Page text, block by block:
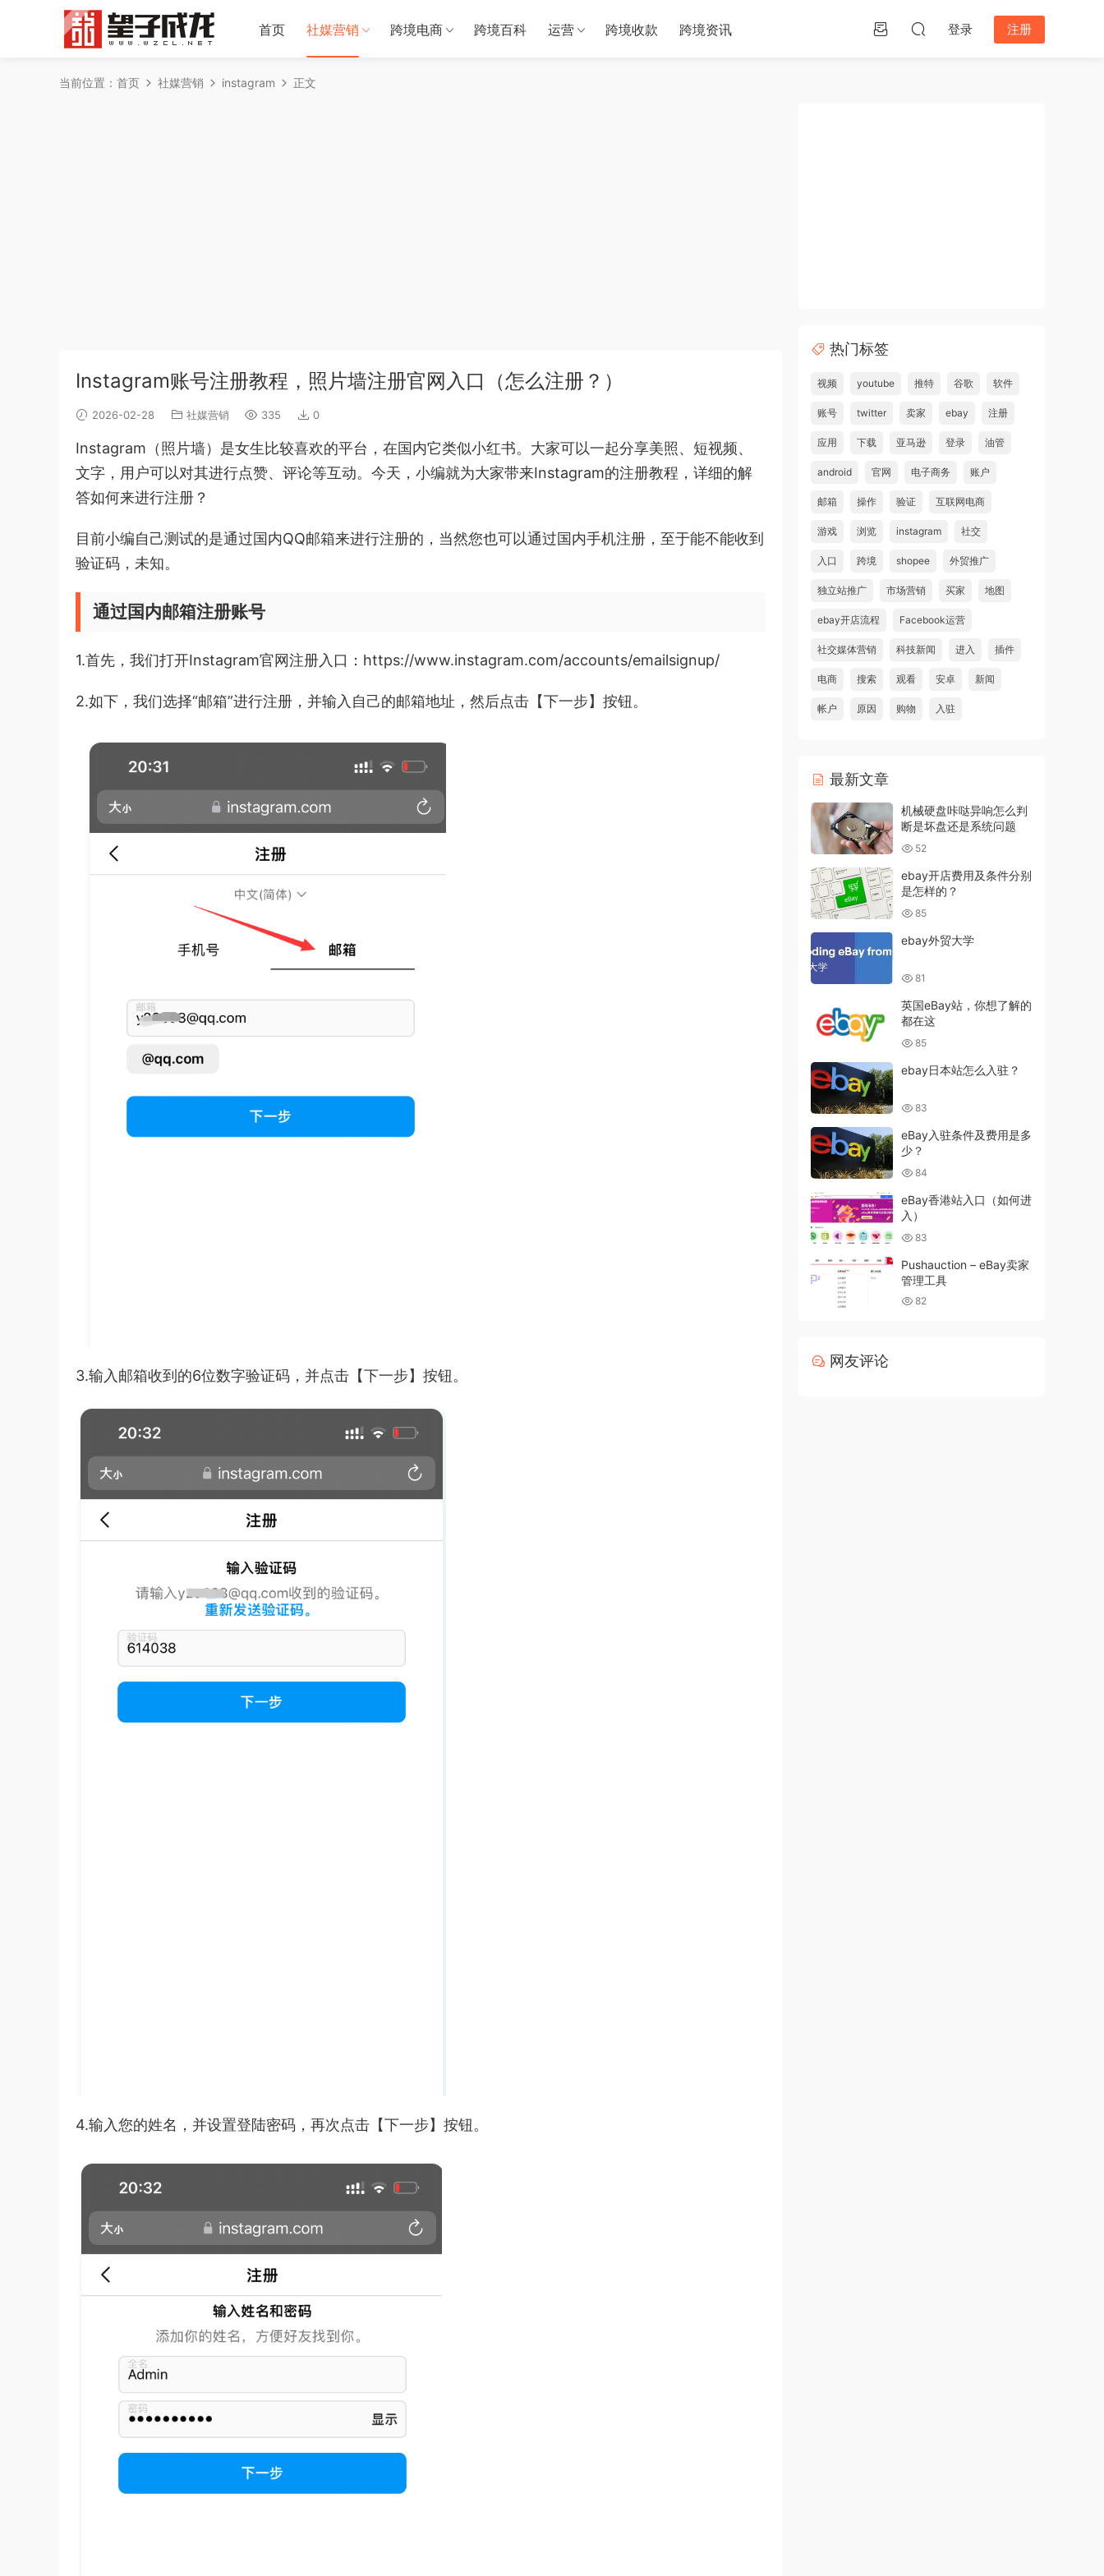
首页 社媒营销 跨境电商 跨境百科 运营 跨境收款 跨境资讯 登录 注册
当前位置： 首页 社媒营销 instagram 正文
Instagram账号注册教程，照片墙注册官网入口（怎么注册？）
2026-02-28 社媒营销 335 0
Instagram（照片墙）是女生比较喜欢的平台，在国内它类似小红书。大家可以一起分享美照、短视频、
文字，用户可以对其进行点赞、评论等互动。今天，小编就为大家带来Instagram的注册教程，详细的解
答如何来进行注册？
目前小编自己测试的是通过国内QQ邮箱来进行注册的，当然您也可以通过国内手机注册，至于能不能收到
验证码，未知。
通过国内邮箱注册账号
1.首先，我们打开Instagram官网注册入口：https://www.instagram.com/accounts/emailsignup/
2.如下，我们选择“邮箱”进行注册，并输入自己的邮箱地址，然后点击【下一步】按钮。
3.输入邮箱收到的6位数字验证码，并点击【下一步】按钮。
4.输入您的姓名，并设置登陆密码，再次点击【下一步】按钮。
热门标签
视频 youtube 推特 谷歌 软件
账号 twitter 卖家 ebay 注册
应用 下载 亚马逊 登录 油管
android 官网 电子商务 账户
邮箱 操作 验证 互联网电商
游戏 浏览 instagram 社交
入口 跨境 shopee 外贸推广
独立站推广 市场营销 买家 地图
ebay开店流程 Facebook运营
社交媒体营销 科技新闻 进入 插件
电商 搜索 观看 安卓 新闻
帐户 原因 购物 入驻
最新文章
机械硬盘咔哒异响怎么判
断是坏盘还是系统问题
52
ebay开店费用及条件分别
是怎样的？
85
ebay外贸大学
81
英国eBay站，你想了解的
都在这
85
ebay日本站怎么入驻？
83
eBay入驻条件及费用是多
少？
84
eBay香港站入口（如何进
入）
83
Pushauction – eBay卖家
管理工具
82
网友评论